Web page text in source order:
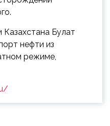
Казахстана Булат
нефти из
режиме,